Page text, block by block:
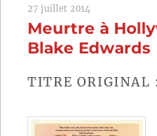
Johnson
27 juillet 2014
Meurtre à
Blake Edwards
TITRE ORIGINAL